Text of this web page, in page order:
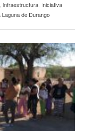
, Infraestructura, Iniciativa
de Durango